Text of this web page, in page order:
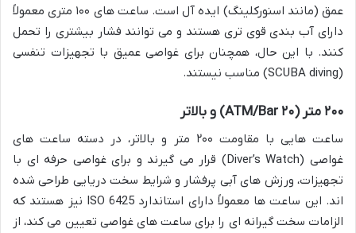
عمق (مانند اسنورکلینگ) ایده آل است. ساعت های ۱۰۰ متری معمولاً
دارای آب بندی قوی تری هستند و می توانند فشار بیشتری را تحمل
کنند. با این حال، همچنان برای غواصی عمیق با تجهیزات تنفسی
(SCUBA diving) مناسب نیستند.
۲۰۰ متر (۲۰ ATM/Bar) و بالاتر
ساعت هایی با مقاومت ۲۰۰ متر و بالاتر، در دسته ساعت های
غواصی (Diver’s Watch) قرار می گیرند و برای غواصی حرفه ای با
تجهیزات، ورزش های آبی پرفشار و شرایط سخت دریایی طراحی شده
اند. این ساعت ها معمولاً دارای استاندارد ISO 6425 نیز هستند که
الزامات سخت گیرانه ای را برای ساعت های غواصی تعیین می کند، از